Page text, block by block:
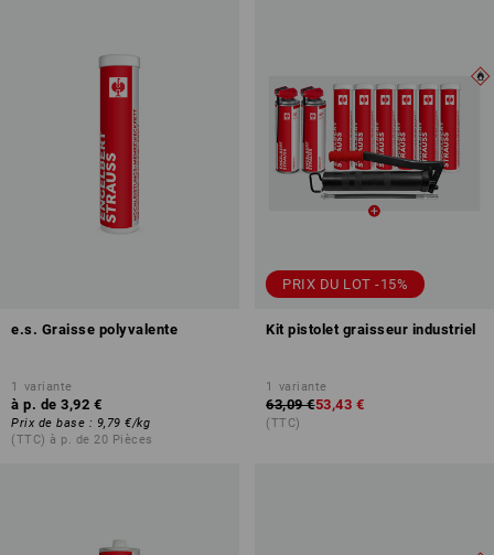
e.s. Graisse polyvalente
1 variante
à p. de 3,92 €
Prix de base : 9,79 €/kg
(TTC) à p. de 20 Pièces
PRIX DU LOT -15%
Kit pistolet graisseur industriel
1 variante
63,09 €53,43 €
(TTC)